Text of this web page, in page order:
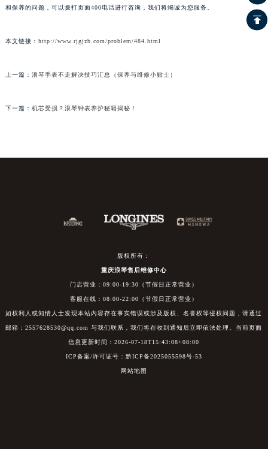
和保养的问题，可以拨打页面400电话进行咨询，我们将竭诚为您服务。
本文链接： http://www.rjgjzb.com/problem/484.html
上一篇： 浪琴手表不走解决技巧汇总（保养与维修小贴士）
下一篇： 机芯受损？浪琴钟表养护秘籍揭秘！
版权所有：
重庆浪琴售后维修中心
门店营业：09:00-19:30（节假日正常营业）
客服在线：08:00-22:00（节假日正常营业）
如权利人或知情人士发现本站内容存在事实错误或涉及版权、名誉权等侵权问题，请通过
邮箱：2557628530@qq.com 与我们联系，我们将在收到通知后立即依法处理。当前页面
信息更新时间：2026-07-18T15:43:08+08:00
ICP备案/许可证号：黔ICP备2025055598号-53
网站地图